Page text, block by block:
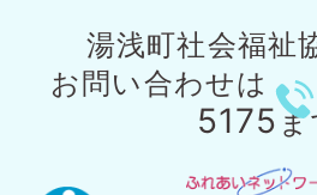
湯浅町社会福祉
お問い合わせは
5175